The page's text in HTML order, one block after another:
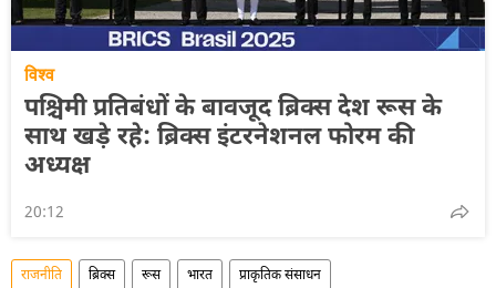
विश्व
पश्चिमी प्रतिबंधों के बावजूद ब्रिक्स देश रूस के
साथ खड़े रहे: ब्रिक्स इंटरनेशनल फोरम की
अध्यक्ष
20:12
राजनीति ब्रिक्स रूस भारत प्राकृतिक संसाधन